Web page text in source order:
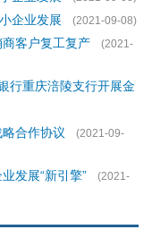
企业发展
(2021-09-08)
客户复工复产
(2021-
行重庆涪陵支行开展金
合作协议
(2021-09-
发展“新引擎”
(2021-